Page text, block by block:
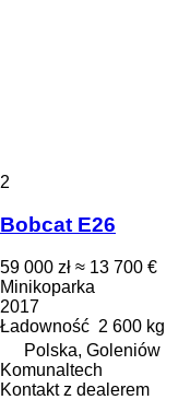
2
Bobcat E26
59 000 zł ≈ 13 700 €
Minikoparka
2017
Ładowność 2 600 kg
Polska, Goleniów
Komunaltech
Kontakt z dealerem